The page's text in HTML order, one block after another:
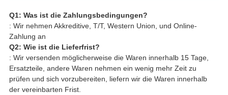
Q1: Was ist die Zahlungsbedingungen?
: Wir nehmen Akkreditive, T/T, Western Union, und Online-
Zahlung an
Q2: Wie ist die Lieferfrist?
: Wir versenden möglicherweise die Waren innerhalb 15 Tage,
Ersatzteile, andere Waren nehmen ein wenig mehr Zeit zu
prüfen und sich vorzubereiten, liefern wir die Waren innerhalb
der vereinbarten Frist.